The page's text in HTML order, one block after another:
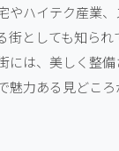
やハイテク産業、
街としても知ら
には、美しく整
魅力ある見どころ